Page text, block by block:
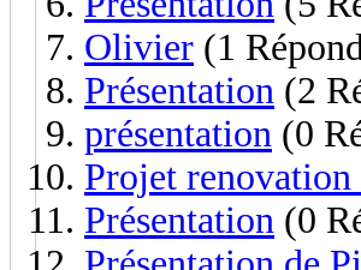
Olivier (1
Présentation (2
présentation (0
Projet
Présentation (0